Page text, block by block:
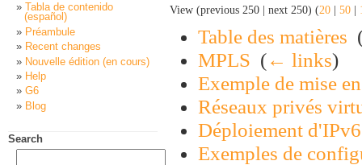
View (previous 250 | next 250) (20 | 50 |
Table des matières
MPLS (← links)
Exemple de mise
Réseaux privés
Déploiement
Exemples de
Tabla de contenido
(español)
Préambule
Recent changes
Nouvelle édition (en cours)
Help
G6
Blog
Search